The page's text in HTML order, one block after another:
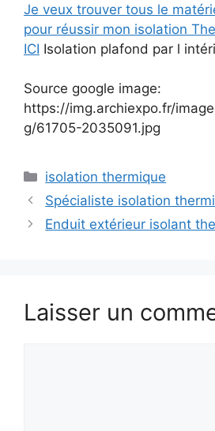
Je veux trouver tous le
pour réussir mon isolation
ICI Isolation plafond par l
Source google image:
https://img.archiexpo.fr/
g/61705-2035091.jpg
Catégories
isolation thermique
Spécialiste isolation
Enduit extérieur isolant
Laisser un